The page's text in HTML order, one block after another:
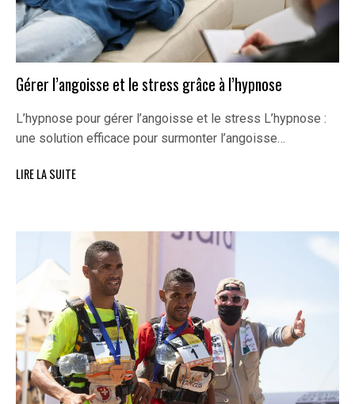
Gérer l’angoisse et le stress grâce à l’hypnose
L’hypnose pour gérer l’angoisse et le stress L’hypnose :
une solution efficace pour surmonter l’angoisse…
LIRE LA SUITE